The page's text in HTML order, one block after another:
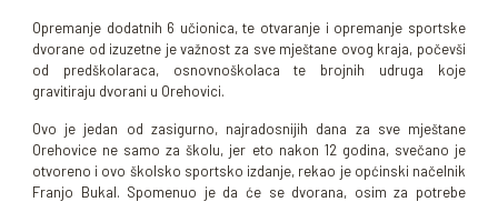
Opremanje dodatnih 6 učionica, te otvaranje i opremanje sportske
dvorane od izuzetne je važnost za sve mještane ovog kraja, počevši
od predškolaraca, osnovnoškolaca te brojnih udruga koje
gravitiraju dvorani u Orehovici.
Ovo je jedan od zasigurno, najradosnijih dana za sve mještane
Orehovice ne samo za školu, jer eto nakon 12 godina, svečano je
otvoreno i ovo školsko sportsko izdanje, rekao je općinski načelnik
Franjo Bukal. Spomenuo je da će se dvorana, osim za potrebe